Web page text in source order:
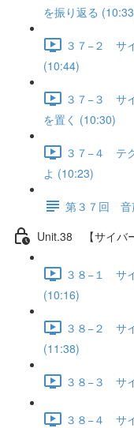
を振り返る
３７−２ サ
(10:44)
３７−３ サ
を置く (10:30)
３７−４ テ
よ (10:23)
第３７回 音
Unit.38 【サイバ
３８−１ サ
(10:16)
３８−２ サ
(11:38)
３８−３ サ
３８−４ サ